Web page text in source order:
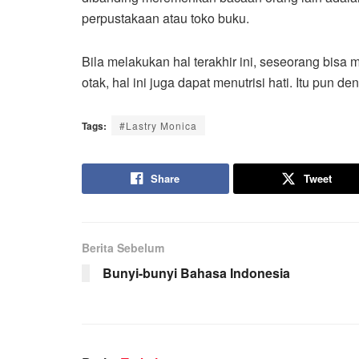
perpustakaan atau toko buku.
Bila melakukan hal terakhir ini, seseorang bisa
otak, hal ini juga dapat menutrisi hati. Itu pun
Tags: #Lastry Monica
Share Tweet
Berita Sebelum
Bunyi-bunyi Bahasa Indonesia